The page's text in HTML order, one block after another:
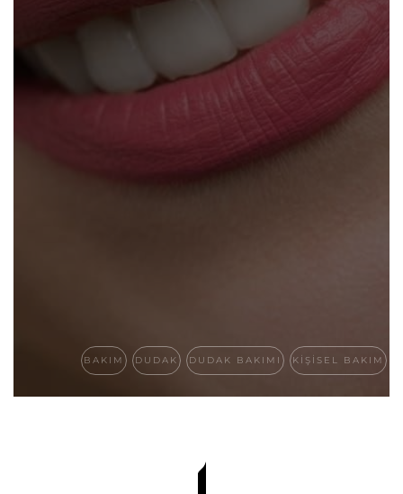
BAKIM DUDAK DUDAK BAKIMI KIŞISEL BAKIM